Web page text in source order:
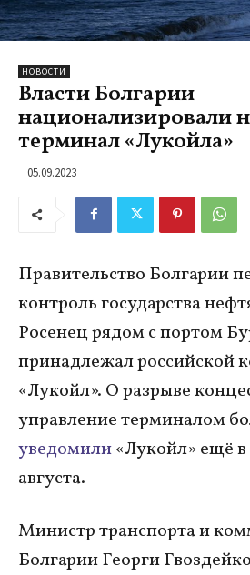
НОВОСТИ
Власти Болгарии
национализировали
терминал «Лукойла»
05.09.2023
Правительство Болгарии
контроль государства
Росенец рядом с портом
принадлежал российской
«Лукойл». О разрыве
управление терминалом
уведомили«Лукойл» ещё
августа.
Министр транспорта и
Болгарии Георги